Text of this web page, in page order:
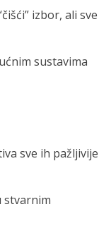
izbor, ali sve
sustavima
sve ih pažljivije
stvarnim